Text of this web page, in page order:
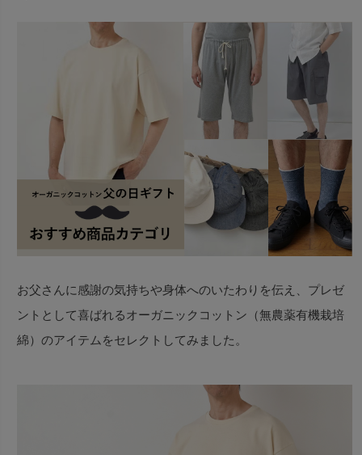
お父さんに感謝の気持ちや身体へのいたわりを伝え、プレゼ
ントとして喜ばれるオーガニックコットン（無農薬有機栽培
綿）のアイテムをセレクトしてみました。